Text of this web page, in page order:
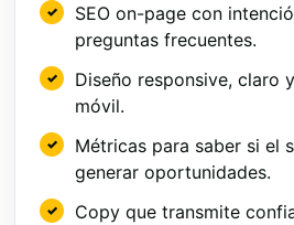
SEO on-page con
preguntas frecuentes.
Diseño responsive, claro
móvil.
Métricas para saber si el
generar oportunidades.
Copy que transmite